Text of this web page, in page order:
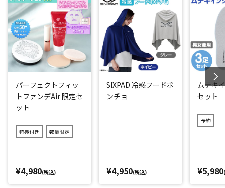
パーフェクトフィッ
トファンデAir 限定セ
ット
特典付き 数量限定
¥4,980(税込)
SIXPAD 冷感フードポ
ンチョ
¥4,950(税込)
ムテキ
セット
予約
¥5,980